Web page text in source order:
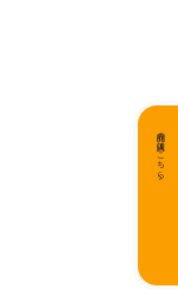
商品の購入はこちら▶